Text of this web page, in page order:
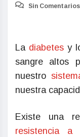
Sin Comentarios
La diabetes y
sangre altos
nuestro
nuestra
Existe una
resistencia a